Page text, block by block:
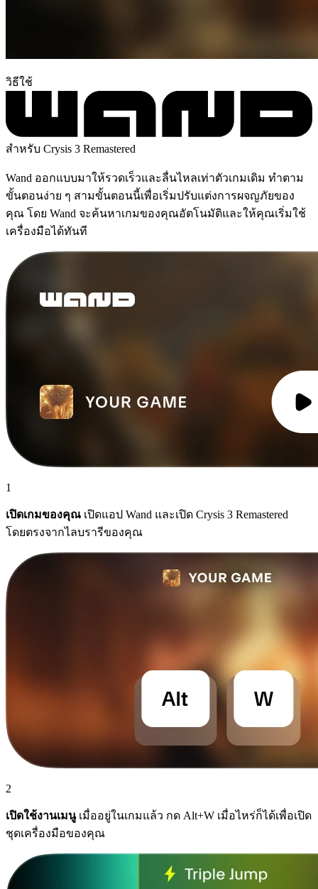
วิธีใช้
สำหรับ Crysis 3 Remastered
Wand ออกแบบมาให้รวดเร็วและลื่นไหลเท่าตัวเกมเดิม ทำตาม
ขั้นตอนง่าย ๆ สามขั้นตอนนี้เพื่อเริ่มปรับแต่งการผจญภัยของ
คุณ โดย Wand จะค้นหาเกมของคุณอัตโนมัติและให้คุณเริ่มใช้
เครื่องมือได้ทันที
1
เปิดเกมของคุณ เปิดแอป Wand และเปิด Crysis 3 Remastered
โดยตรงจากไลบรารีของคุณ
2
เปิดใช้งานเมนูเมื่ออยู่ในเกมแล้ว กด Alt+W เมื่อไหร่ก็ได้เพื่อเปิด
ชุดเครื่องมือของคุณ